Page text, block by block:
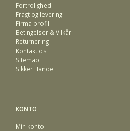
Fortrolighed
Fragt og levering
Firma profil
Betingelser & Vilkår
Returnering
Kontakt os
Sitemap
Sikker Handel
KONTO
Min konto